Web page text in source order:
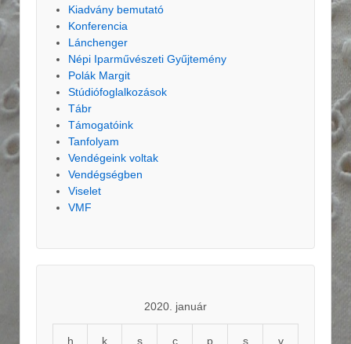
Kiadvány bemutató
Konferencia
Lánchenger
Népi Iparművészeti Gyűjtemény
Polák Margit
Stúdiófoglalkozások
Tábr
Támogatóink
Tanfolyam
Vendégeink voltak
Vendégségben
Viselet
VMF
2020. január
h k s c p s v